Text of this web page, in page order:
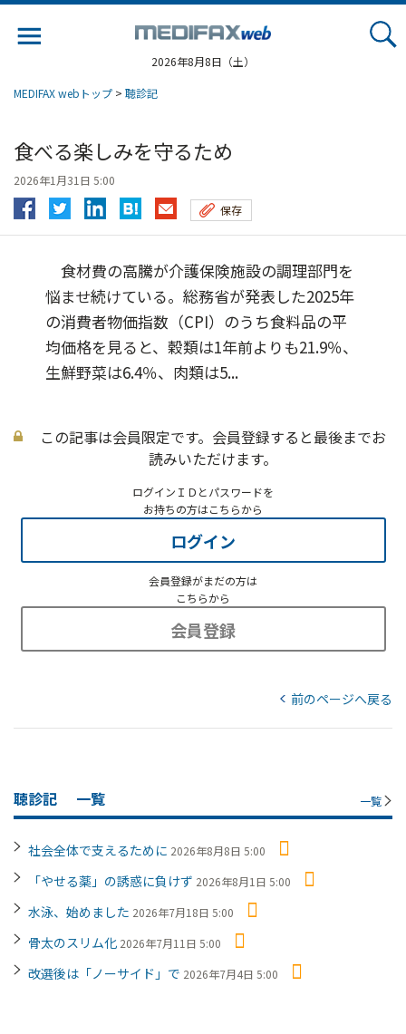
2026年8月8日（土）
MEDIFAX webトップ > 聴診記
食べる楽しみを守るため
2026年1月31日 5:00
保存
食材費の高騰が介護保険施設の調理部門を
悩ませ続けている。総務省が発表した2025年
の消費者物価指数（CPI）のうち食料品の平
均価格を見ると、穀類は1年前よりも21.9％、
生鮮野菜は6.4％、肉類は5...
この記事は会員限定です。会員登録すると最後までお
読みいただけます。
ログインＩＤとパスワードを
お持ちの方はこちらから
ログイン
会員登録がまだの方は
こちらから
会員登録
前のページへ戻る
聴診記 一覧 一覧
社会全体で支えるために 2026年8月8日 5:00
「やせる薬」の誘惑に負けず 2026年8月1日 5:00
水泳、始めました 2026年7月18日 5:00
骨太のスリム化 2026年7月11日 5:00
改選後は「ノーサイド」で 2026年7月4日 5:00